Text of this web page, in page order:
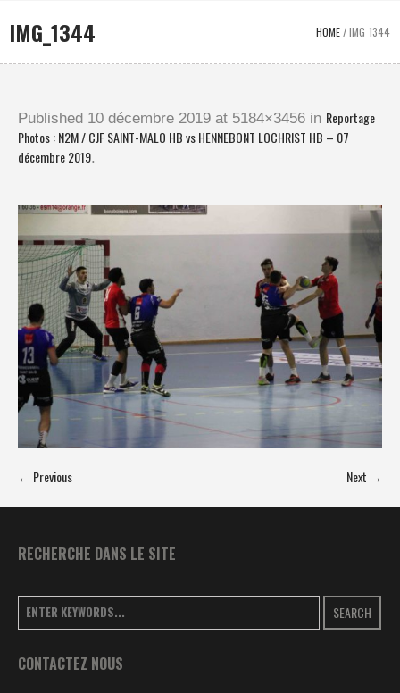
IMG_1344 HOME/IMG_1344
Published 10 décembre 2019 at 5184×3456 in Reportage
Photos : N2M / CJF SAINT-MALO HB vs HENNEBONT LOCHRIST HB – 07
décembre 2019.
← Previous Next →
RECHERCHE DANS LE SITE
SEARCH
CONTACTEZ NOUS